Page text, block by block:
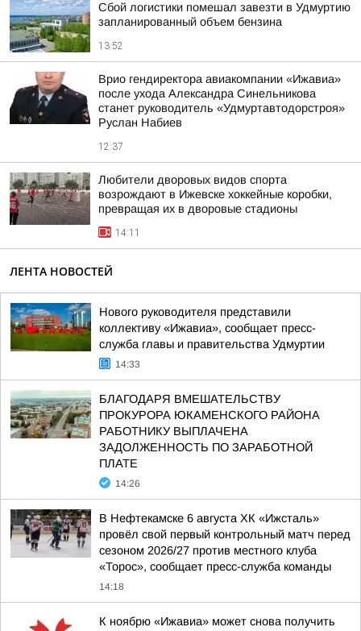
Сбой логистики помешал завезти в Удмуртию
запланированный объем бензина
13:52
Врио гендиректора авиакомпании «Ижавиа»
после ухода Александра Синельникова
станет руководитель «Удмуртавтодорстроя»
Руслан Набиев
12:37
Любители дворовых видов спорта
возрождают в Ижевске хоккейные коробки,
превращая их в дворовые стадионы
14:11
ЛЕНТА НОВОСТЕЙ
Нового руководителя представили
коллективу «Ижавиа», сообщает пресс-
служба главы и правительства Удмуртии
14:33
БЛАГОДАРЯ ВМЕШАТЕЛЬСТВУ
ПРОКУРОРА ЮКАМЕНСКОГО РАЙОНА
РАБОТНИКУ ВЫПЛАЧЕНА
ЗАДОЛЖЕННОСТЬ ПО ЗАРАБОТНОЙ
ПЛАТЕ
14:26
В Нефтекамске 6 августа ХК «Ижсталь»
провёл свой первый контрольный матч перед
сезоном 2026/27 против местного клуба
«Торос», сообщает пресс-служба команды
14:18
К ноябрю «Ижавиа» может снова получить